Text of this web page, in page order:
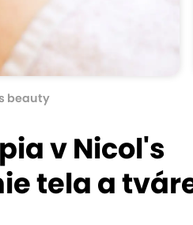
beauty
v Nicol's
tela a